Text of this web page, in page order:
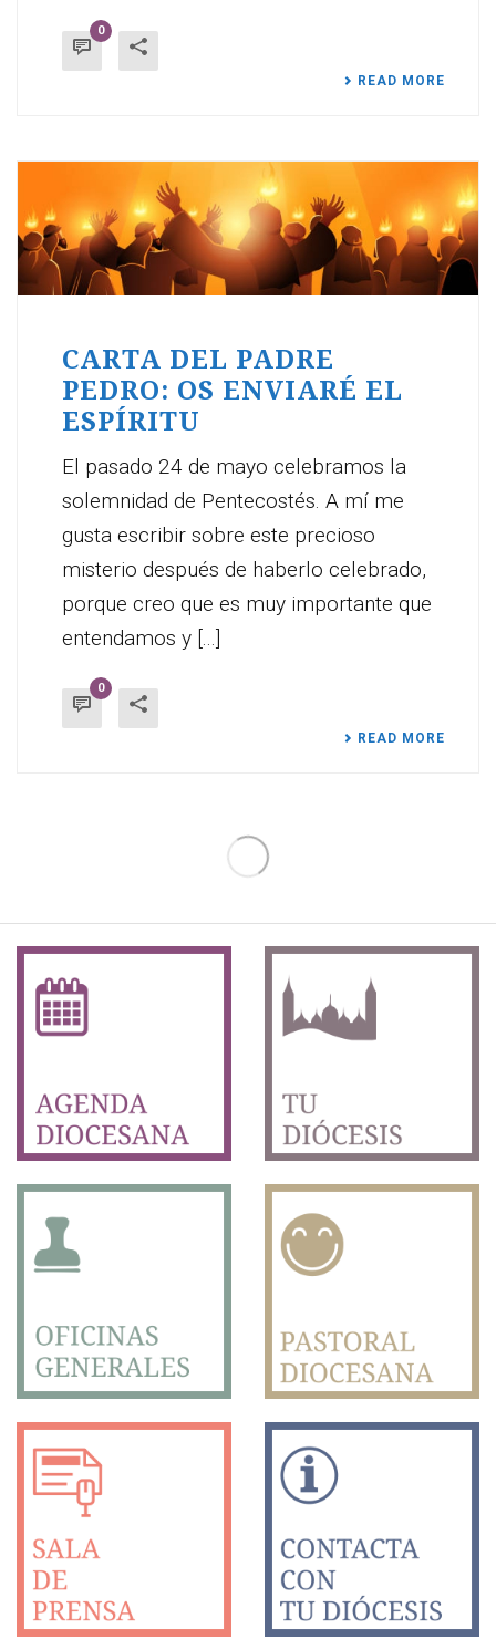
0
READ MORE
CARTA DEL PADRE
PEDRO: OS ENVIARÉ EL
ESPÍRITU
El pasado 24 de mayo celebramos la
solemnidad de Pentecostés. A mí me
gusta escribir sobre este precioso
misterio después de haberlo celebrado,
porque creo que es muy importante que
entendamos y [...]
0
READ MORE